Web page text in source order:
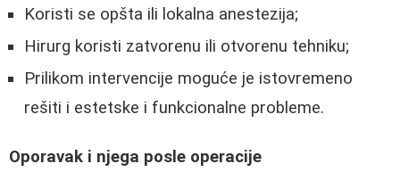
Koristi se opšta ili lokalna anestezija;
Hirurg koristi zatvorenu ili otvorenu tehniku;
Prilikom intervencije moguće je istovremeno
rešiti i estetske i funkcionalne probleme.
Oporavak i njega posle operacije